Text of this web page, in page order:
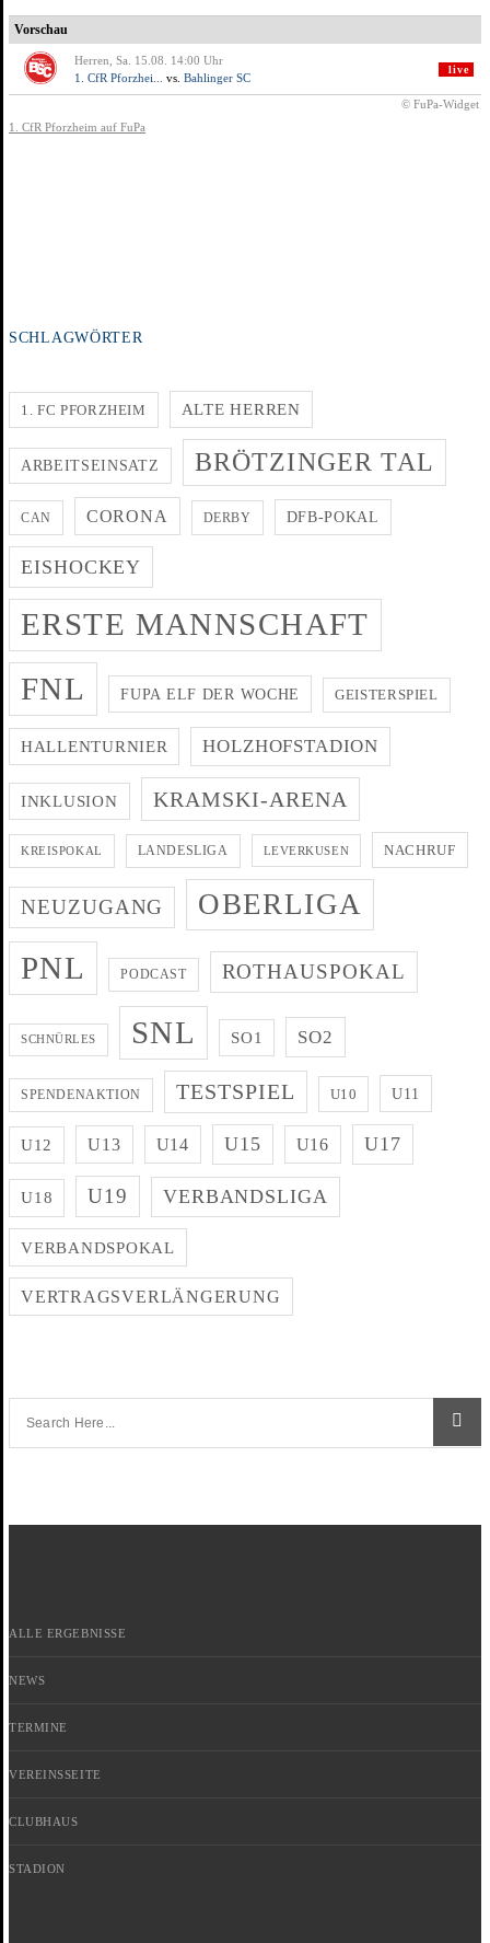
SCHLAGWÖRTER
1. FC PFORZHEIM ALTE HERREN
ARBEITSEINSATZ BRÖTZINGER TAL
CAN CORONA DERBY DFB-POKAL
EISHOCKEY
ERSTE MANNSCHAFT
FNL FUPA ELF DER WOCHE GEISTERSPIEL
HALLENTURNIER HOLZHOFSTADION
INKLUSION KRAMSKI-ARENA
KREISPOKAL LANDESLIGA LEVERKUSEN NACHRUF
NEUZUGANG OBERLIGA
PNL PODCAST ROTHAUSPOKAL
SCHNÜRLES SNL SO1 SO2
SPENDENAKTION TESTSPIEL U10 U11
U12 U13 U14 U15 U16 U17
U18 U19 VERBANDSLIGA
VERBANDSPOKAL
VERTRAGSVERLÄNGERUNG
ALLE ERGEBNISSE
NEWS
TERMINE
VEREINSSEITE
CLUBHAUS
STADION